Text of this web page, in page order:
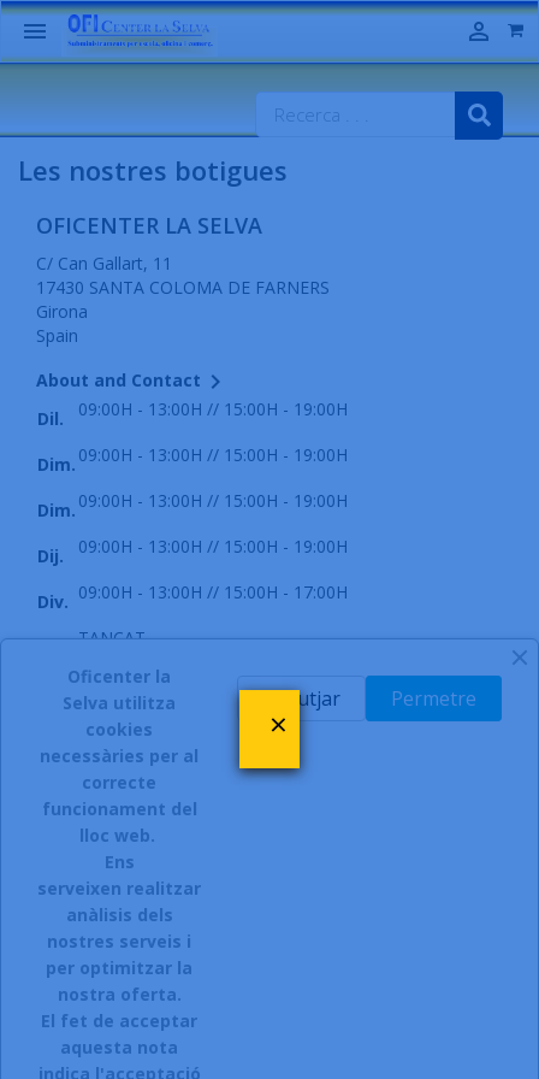
 
Les nostres botigues
OFICENTER LA SELVA
C/ Can Gallart, 11
17430 SANTA COLOMA DE FARNERS
Girona
Spain
About and Contact 
Dil. 09:00H - 13:00H // 15:00H - 19:00H
Dim. 09:00H - 13:00H // 15:00H - 19:00H
Dim. 09:00H - 13:00H // 15:00H - 19:00H
Dij. 09:00H - 13:00H // 15:00H - 19:00H
Div. 09:00H - 13:00H // 15:00H - 17:00H
Dis. TANCAT
Diu. TANCAT
INSCRIURE'S AL BUTLLETÍ
Accepto el termes, condicions de servei i la política de
privacitat d'aquest lloc web.
Oficenter la
Selva utilitza
cookies
necessàries per al
correcte
funcionament del
lloc web.
Ens
serveixen realitzar
anàlisis dels
nostres serveis i
per optimitzar la
nostra oferta.
El fet de acceptar
aquesta nota
indica l'acceptació
Permetre
Rebutjar
×